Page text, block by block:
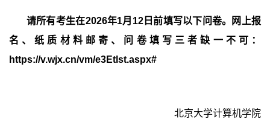
请所有考生在2026年1月 12日前填写以下问卷。网上报
名、纸质材料邮寄、问卷填写三者缺一不可：
https://v.wjx.cn/vm/e3Etlst.aspx#
北京大学计算机学院